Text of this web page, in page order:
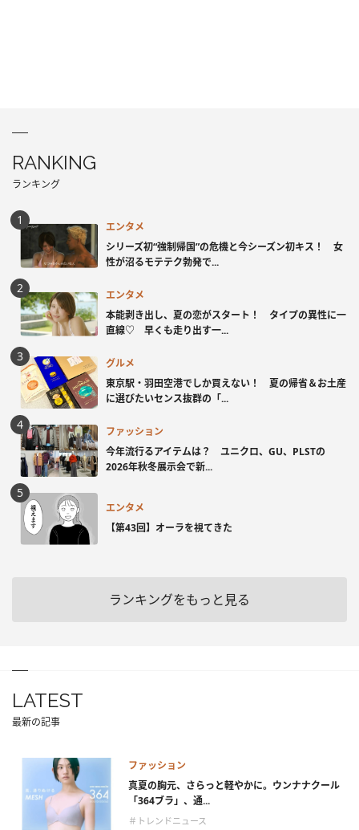
RANKING
ランキング
エンタメ
シリーズ初“強制帰国”の危機と今シーズン初キス！ 女
性が沼るモテテク勃発で...
エンタメ
本能剥き出し、夏の恋がスタート！ タイプの異性に一
直線♡ 早くも走り出す一...
グルメ
東京駅・羽田空港でしか買えない！ 夏の帰省＆お土産
に選びたいセンス抜群の「...
ファッション
今年流行るアイテムは？ ユニクロ、GU、PLSTの
2026年秋冬展示会で新...
エンタメ
【第43回】オーラを視てきた
ランキングをもっと見る
LATEST
最新の記事
ファッション
真夏の胸元、さらっと軽やかに。ウンナナクール
「364ブラ」、通...
＃トレンドニュース